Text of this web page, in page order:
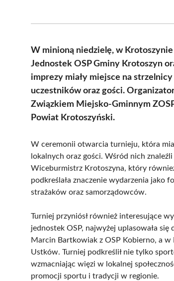
W minioną niedzielę, w
Jednostek OSP Gminy Krotoszyn
imprezy miały miejsce na
uczestników oraz gości.
Związkiem Miejsko-Gminnym
Powiat Krotoszyński.
W ceremonii otwarcia turnieju, która
lokalnych oraz gości. Wśród nich znaleźli
Wiceburmistrz Krotoszyna, który
podkreślała znaczenie wydarzenia jako
strażaków oraz samorządowców.
Turniej przyniósł również interesujące
jednostek OSP, najwyżej uplasowała
Marcin Bartkowiak z OSP Kobierno, a w
Ustków. Turniej podkreślił nie tylko
wzmacniając więzi w lokalnej
promocji sportu i tradycji w regionie.